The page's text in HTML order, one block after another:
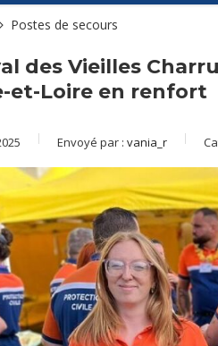
Postes de secours
des Vieilles
et-Loire en renfort
Envoyé par : vania_r